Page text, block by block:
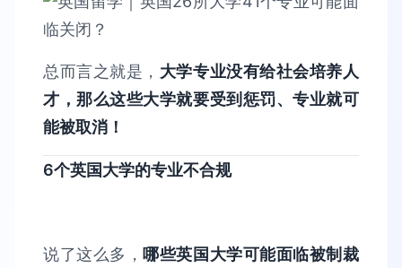
总而言之就是， 大学专业没有给社会培养人
才，那么这些大学就要受到惩罚、专业就可
能被取消！
6个英国大学的专业不合规
说了这么多， 哪些英国大学可能面临被制裁